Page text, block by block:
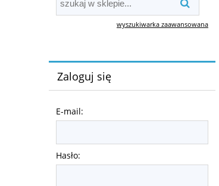
wyszukiwarka zaawansowana
Zaloguj się
E-mail:
Hasło: